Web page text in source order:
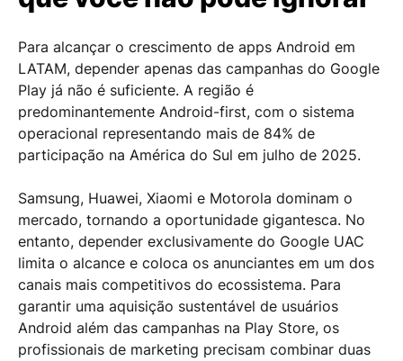
Para alcançar o crescimento de apps Android em
LATAM, depender apenas das campanhas do Google
Play já não é suficiente. A região é
predominantemente Android-first, com o sistema
operacional representando mais de 84% de
participação na América do Sul em julho de 2025.
Samsung, Huawei, Xiaomi e Motorola dominam o
mercado, tornando a oportunidade gigantesca. No
entanto, depender exclusivamente do Google UAC
limita o alcance e coloca os anunciantes em um dos
canais mais competitivos do ecossistema. Para
garantir uma aquisição sustentável de usuários
Android além das campanhas na Play Store, os
profissionais de marketing precisam combinar duas